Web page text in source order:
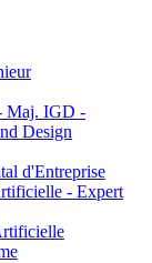
Maj. IGD -
Design
d'Entreprise
- Expert